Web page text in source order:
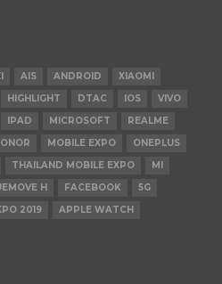
AIS ANDROID
XIAOMI
HIGHLIGHT DTAC IOS
VIVO
IPAD MICROSOFT
REALME
MOBILE EXPO
ONEPLUS
THAILAND MOBILE EXPO
MI
H FACEBOOK
5G
2019
APPLE WATCH